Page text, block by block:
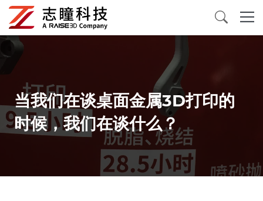
3D打印机
三维扫描仪
3D打印材料
当我们在谈桌面金属3D打印的
时候，我们在谈什么？